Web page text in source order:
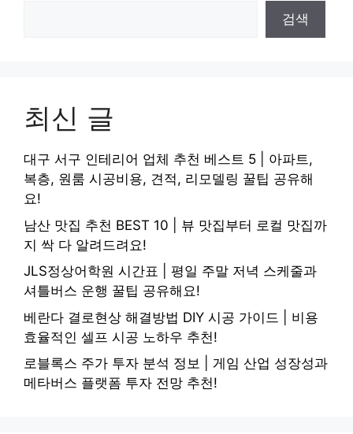
검색
최신 글
대구 서구 인테리어 업체 추천 베스트 5 | 아파트,
복층, 원룸 시공비용, 견적, 리모델링 꿀팁 공유해
요!
남산 맛집 추천 BEST 10 | 뷰 맛집부터 로컬 맛집까
지 싹 다 알려드려요!
JLS정상어학원 시간표 | 평일 주말 저녁 스케줄과
셔틀버스 운행 꿀팁 공유해요!
베란다 결로현상 해결방법 DIY 시공 가이드 | 비용
효율적인 셀프 시공 노하우 추천!
로블록스 주가 투자 분석 정보 | 게임 산업 성장성과
메타버스 플랫폼 투자 전망 추천!